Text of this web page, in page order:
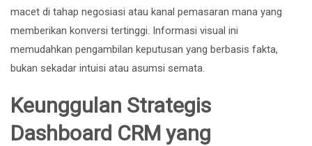
macet di tahap negosiasi atau kanal pemasaran mana yang
memberikan konversi tertinggi. Informasi visual ini
memudahkan pengambilan keputusan yang berbasis fakta,
bukan sekadar intuisi atau asumsi semata.
Keunggulan Strategis
Dashboard CRM yang